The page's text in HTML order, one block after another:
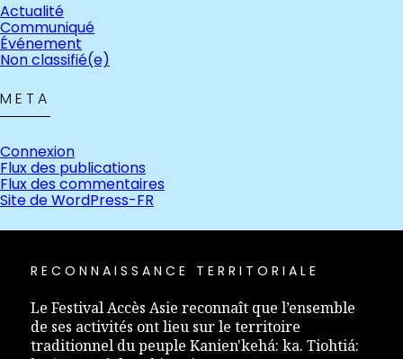
Actualité
Communiqué
Événement
Non classifié(e)
META
Connexion
Flux des publications
Flux des commentaires
Site de WordPress-FR
RECONNAISSANCE TERRITORIALE
Le Festival Accès Asie reconnaît que l’ensemble
de ses activités ont lieu sur le territoire
traditionnel du peuple Kanien'kehá: ka. Tiohtiá: